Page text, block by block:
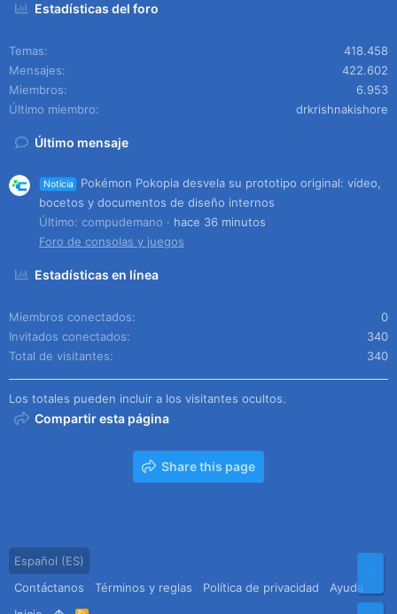
Estadísticas del foro
Temas
418.458
Mensajes
422.602
Miembros
6.953
Último miembro
drkrishnakishore
Último mensaje
Noticia
Pokémon Pokopia desvela su prototipo original: vídeo,
bocetos y documentos de diseño internos
Último: compudemano
hace 36 minutos
Foro de consolas y juegos
Estadísticas en línea
Miembros conectados
0
Invitados conectados
340
Total de visitantes
340
Los totales pueden incluir a los visitantes ocultos.
Compartir esta página
Share this page
Español (ES)
Contáctanos
Términos y reglas Política de privacidad
Ayuda